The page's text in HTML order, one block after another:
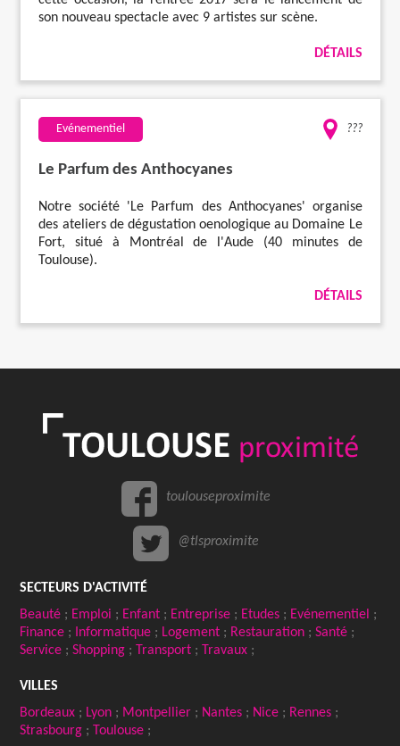
son nouveau spectacle avec 9 artistes sur scène.
DÉTAILS
Evénementiel ???
Le Parfum des Anthocyanes
Notre société 'Le Parfum des Anthocyanes' organise
des ateliers de dégustation oenologique au Domaine Le
Fort, situé à Montréal de l'Aude (40 minutes de
Toulouse).
DÉTAILS
toulouseproximite
@tlsproximite
SECTEURS D'ACTIVITÉ
Beauté ; Emploi ; Enfant ; Entreprise ; Etudes ; Evénementiel ;
Finance ; Informatique ; Logement ; Restauration ; Santé ;
Service ; Shopping ; Transport ; Travaux ;
VILLES
Bordeaux ; Lyon ; Montpellier ; Nantes ; Nice ; Rennes ;
Strasbourg ; Toulouse ;